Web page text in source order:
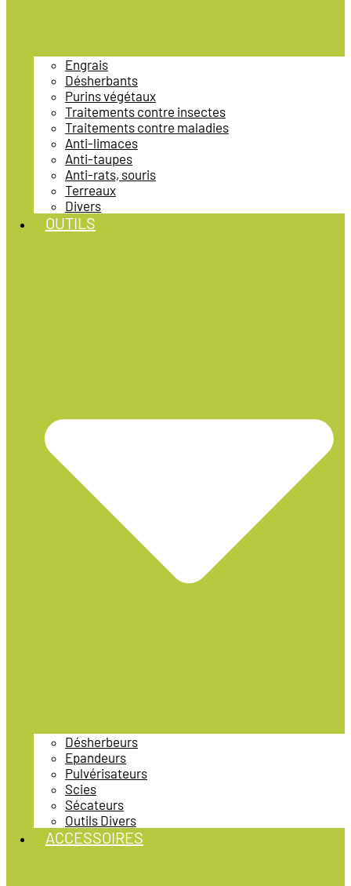
Engrais
Désherbants
Purins végétaux
Traitements contre insectes
Traitements contre maladies
Anti-limaces
Anti-taupes
Anti-rats, souris
Terreaux
Divers
OUTILS
Désherbeurs
Epandeurs
Pulvérisateurs
Scies
Sécateurs
Outils Divers
ACCESSOIRES